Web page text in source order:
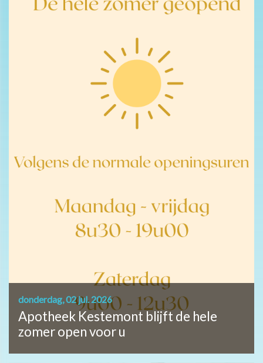
donderdag, 02 jul. 2026
Apotheek Kestemont blijft de hele
zomer open voor u